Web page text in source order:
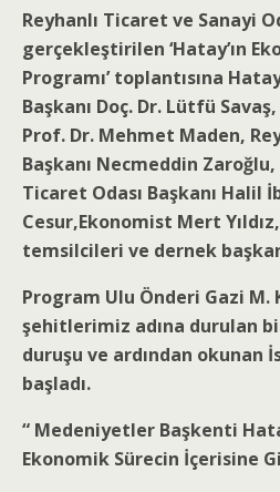
Reyhanlı Ticaret ve Sanayi
gerçekleştirilen ‘Hatay’ın
Programı’ toplantısına
Başkanı Doç. Dr. Lütfü
Prof. Dr. Mehmet Maden,
Başkanı Necmeddin Zaroğlu,
Ticaret Odası Başkanı Halil
Cesur,Ekonomist Mert
temsilcileri ve dernek
Program Ulu Önderi Gazi
şehitlerimiz adına durulan
duruşu ve ardından okunan
başladı.
“ Medeniyetler Başkenti
Ekonomik Sürecin İçerisine